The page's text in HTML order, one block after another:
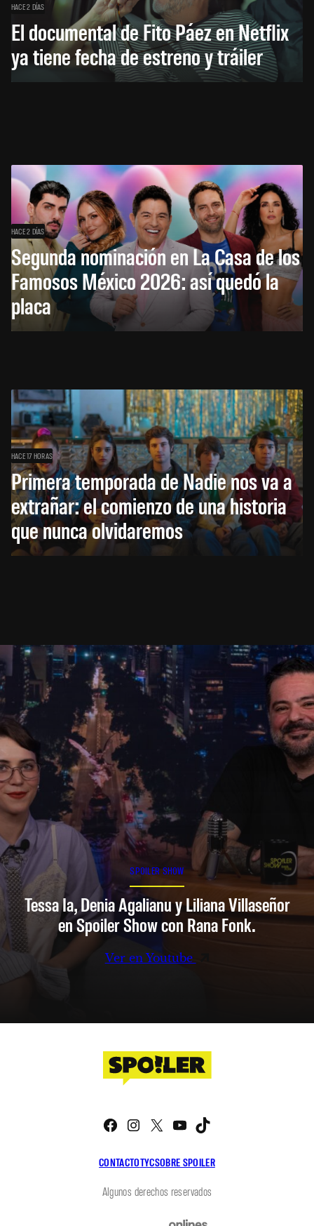
HACE 2 DÍAS
El documental de Fito Páez en Netflix
ya tiene fecha de estreno y tráiler
HACE 2 DÍAS
Segunda nominación en La Casa de los
Famosos México 2026: así quedó la
placa
HACE 17 HORAS
Primera temporada de Nadie nos va a
extrañar: el comienzo de una historia
que nunca olvidaremos
SPOILER SHOW
Tessa Ia, Denia Agalianu y Liliana Villaseñor
en Spoiler Show con Rana Fonk.
Ver en Youtube
CONTACTOTYCSOBRE SPOILER
Facebook
Instagram
X YouTube
Algunos derechos reservados